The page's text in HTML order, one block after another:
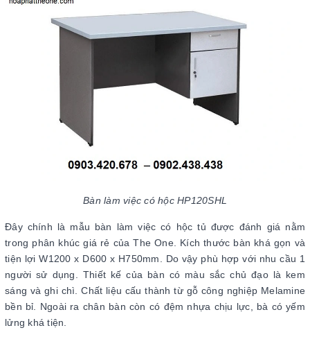
Bàn làm việc có hộc HP120SHL
Đây chính là mẫu bàn làm việc có hộc tủ được đánh giá nằm
trong phân khúc giá rẻ của The One. Kích thước bàn khá gọn và
tiện lợi W1200 x D600 x H750mm. Do vậy phù hợp với nhu cầu 1
người sử dụng. Thiết kế của bàn có màu sắc chủ đạo là kem
sáng và ghi chì. Chất liệu cấu thành từ gỗ công nghiệp Melamine
bền bỉ. Ngoài ra chân bàn còn có đệm nhựa chịu lực, bà có yếm
lửng khá tiện.